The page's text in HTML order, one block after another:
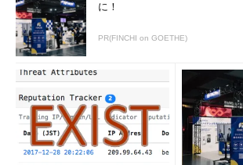
に！
PR(FINCHI on GOETHE)